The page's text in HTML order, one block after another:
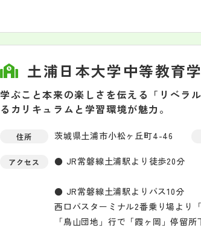
土浦日本大学中等教育
学ぶこと本来の楽しさを伝える「リベラ
るカリキュラムと学習環境が魅力。
住所 茨城県土浦市小松ヶ丘町4-46
アクセス ● JR常磐線土浦駅より徒歩20分
● JR常磐線土浦駅よりバス10分
西口バスターミナル2番乗り場より
「鳥山団地」行で「霞ヶ岡」停留所